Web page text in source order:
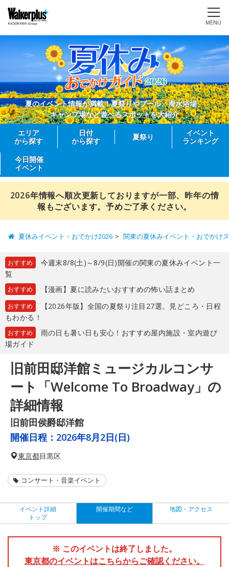
MENU
夏のイベント情報が満載！夏祭りやプール、海水浴場、
キャンプ場など遊べるスポットを大紹介
エリア
から探す
日付
から探す
夏祭り
イベント
ランキング
今日開催
イベント
2026年情報へ順次更新しておりますが一部、昨年の情
報もございます。予めご了承ください。
夏休みイベント・おでかけ2026 関東の夏休みイベント・おでかけ
おすすめ
今週末8/8(土)～8/9(日)開催の関東の夏休みイベント一
覧
おすすめ 【漫画】夏に読みたいおすすめの怖い話まとめ
おすすめ
【2026年版】全国の夏祭り注目27選。見どころ・日程
もわかる！
おすすめ
雨の日も暑い日も安心！おすすめ屋内施設・室内遊び
場ガイド
旧前田邸洋館ミュージカルコンサ
ート「Welcome To Broadway」の
詳細情報
旧前田侯爵邸洋館
開催日程： 2026年8月2日(日)
東京都目黒区
コンサート・音楽イベント
イベント詳細
トップ
開催期間など 地図・アクセス
※ このイベントは終了しました。
東京都のイベントはこちらからご確認ください。